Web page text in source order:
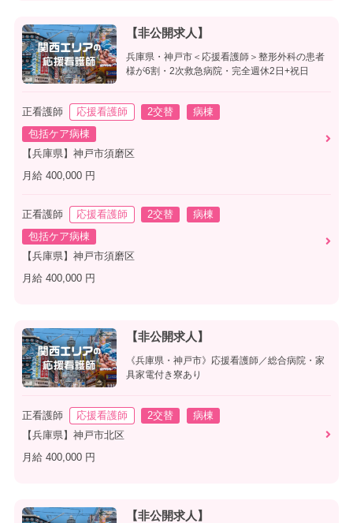
【非公開求人】
兵庫県・神戸市＜応援看護師＞整形外科の患者
様が6割・2次救急病院・完全週休2日+祝日
正看護師 応援看護師 2交替
病棟
包括ケア病棟
【兵庫県】神戸市須磨区
月給 400,000 円
正看護師 応援看護師 2交替
病棟
包括ケア病棟
【兵庫県】神戸市須磨区
月給 400,000 円
【非公開求人】
《兵庫県・神戸市》応援看護師／総合病院・家
具家電付き寮あり
正看護師 応援看護師 2交替
病棟
【兵庫県】神戸市北区
月給 400,000 円
【非公開求人】